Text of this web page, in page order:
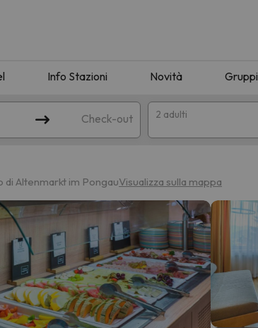
Info Stazioni Novità Gruppi
Check-out 2 adulti
ricerca. Provare a modificare la destinazione.
di Altenmarkt im PongauVisualizza sulla mappa